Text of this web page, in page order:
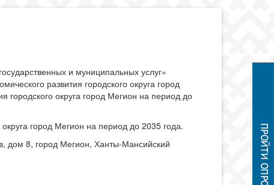
и муниципальных услуг»
развития городского округа город
городского округа город Мегион на период до
город Мегион на период до 2035 года.
дом 8, город Мегион, Ханты-Мансийский